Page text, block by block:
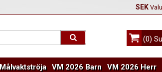
SEK
(0)
Målvaktströja VM 2026 Barn VM 2026 Herr